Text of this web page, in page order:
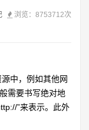
浏览：8753712次
中，例如其他网
需要书写绝对地
”来表示。此外